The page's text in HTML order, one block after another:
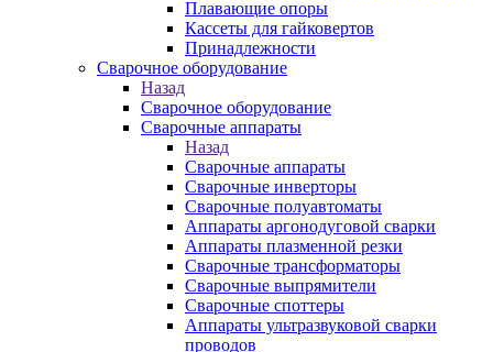
Плавающие опоры
Кассеты для гайковертов
Принадлежности
Сварочное оборудование
Назад
Сварочное оборудование
Сварочные аппараты
Назад
Сварочные аппараты
Сварочные инверторы
Сварочные полуавтоматы
Аппараты аргонодуговой сварки
Аппараты плазменной резки
Сварочные трансформаторы
Сварочные выпрямители
Сварочные споттеры
Аппараты ультразвуковой сварки
проводов